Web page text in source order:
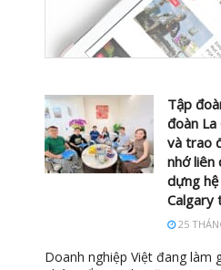
Tập
đoàn
và trao
nhớ liên
dựng
Calgary
25
Doanh nghiệp Việt đang làm